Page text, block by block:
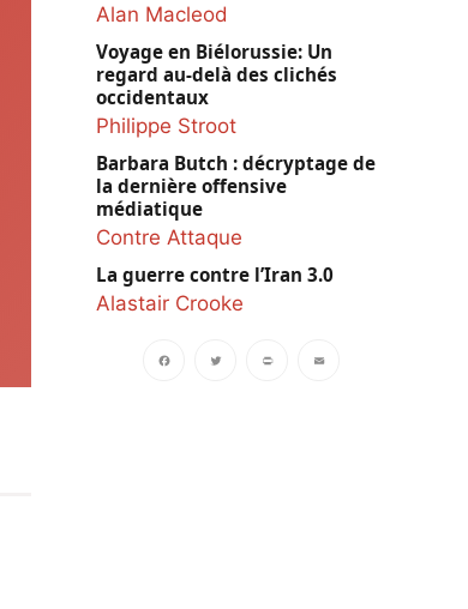
Alan Macleod
Voyage en Biélorussie: Un
regard au-delà des clichés
occidentaux
Philippe Stroot
Barbara Butch : décryptage de
la dernière offensive
médiatique
Contre Attaque
La guerre contre l’Iran 3.0
Alastair Crooke